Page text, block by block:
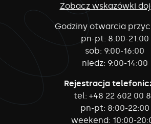
Zobacz wskazówki
Godziny otwarcia
pn-pt: 8:00-21:00
sob: 9:00-16:00
niedz: 9:00-14:00
Rejestracja
tel: +48 22 602 00
pn-pt: 8:00-22:00
weekend: 10:00-